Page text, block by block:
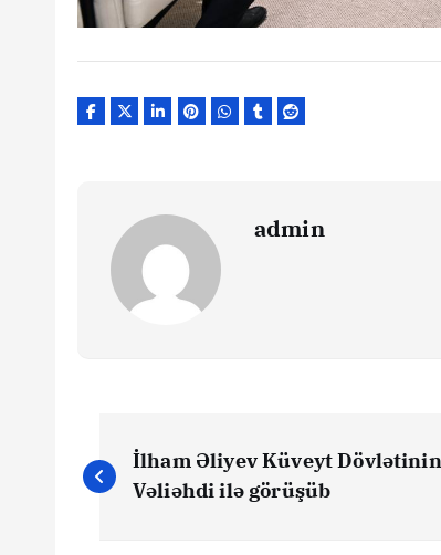
admin
Y
a
İlham Əliyev Küveyt Dövlətinin
Vəliəhdi ilə görüşüb